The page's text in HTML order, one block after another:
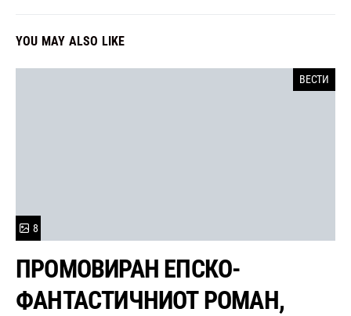
YOU MAY ALSO LIKE
ВЕСТИ
8
ПРОМОВИРАН ЕПСКО-
ФАНТАСТИЧНИОТ РОМАН,